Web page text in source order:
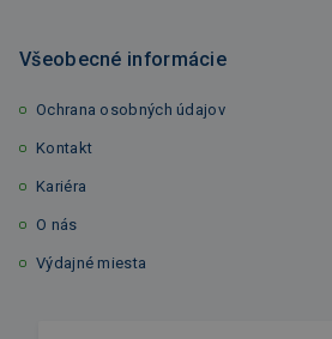
Všeobecné informácie
Ochrana osobných údajov
Kontakt
Kariéra
O nás
Výdajné miesta